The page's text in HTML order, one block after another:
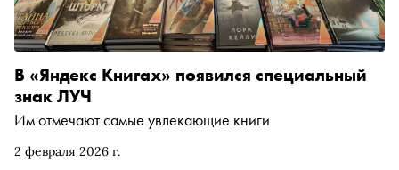
2 февраля 2026 г.
В «Яндекс Книгах» появился специальный
знак ЛУЧ
Им отмечают самые увлекающие книги